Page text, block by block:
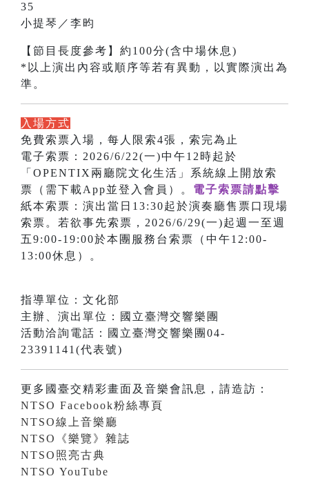
35
小提琴／李昀
【節目長度參考】約100分(含中場休息)
*以上演出內容或順序等若有異動，以實際演出為
準。
入場方式
免費索票入場，每人限索4張，索完為止
電子索票：2026/6/22(一)中午12時起於
「OPENTIX兩廳院文化生活」系統線上開放索
票（需下載App並登入會員）。 電子索票請點擊
紙本索票：演出當日13:30起於演奏廳售票口現場
索票。若欲事先索票，2026/6/29(一)起週一至週
五9:00-19:00於本團服務台索票（中午12:00-
13:00休息）。
指導單位：文化部
主辦、演出單位：國立臺灣交響樂團
活動洽詢電話：國立臺灣交響樂團04-
23391141(代表號)
更多國臺交精彩畫面及音樂會訊息，請造訪：
NTSO Facebook粉絲專頁
NTSO線上音樂廳
NTSO《樂覽》雜誌
NTSO照亮古典
NTSO YouTube